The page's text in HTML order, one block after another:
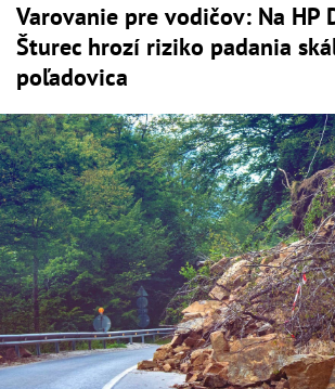
Varovanie pre vodičov: Na HP
Šturec hrozí riziko padania
poľadovica